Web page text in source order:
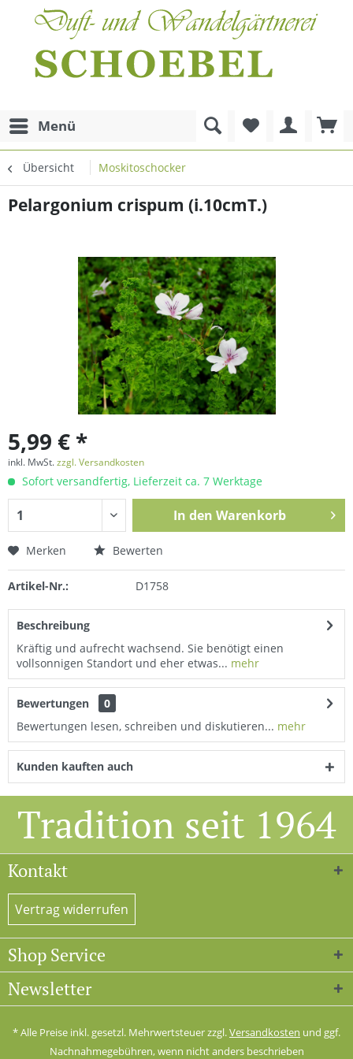
Menü
Übersicht Moskitoschocker
Pelargonium crispum (i.10cmT.)
5,99 € *
inkl. MwSt.zzgl. Versandkosten
Sofort versandfertig, Lieferzeit ca. 7 Werktage
In den Warenkorb
Merken Bewerten
Artikel-Nr.: D1758
Beschreibung
Kräftig und aufrecht wachsend. Sie benötigt einen
vollsonnigen Standort und eher etwas... mehr
Bewertungen
0
Bewertungen lesen, schreiben und diskutieren... mehr
Kunden kauften auch
Tradition seit 1964
Kontakt
Vertrag widerrufen
Shop Service
Newsletter
* Alle Preise inkl. gesetzl. Mehrwertsteuer zzgl.Versandkosten und ggf.
Nachnahmegebühren, wenn nicht anders beschrieben